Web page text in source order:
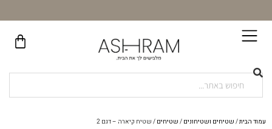
עמוד הבית/ שטיחים ושטיחונים / שטיחים / שטיח קיארה – דגם 2